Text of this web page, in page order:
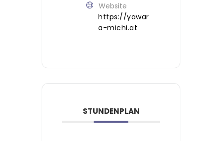
Website
https://yawar
a-michi.at
STUNDENPLAN